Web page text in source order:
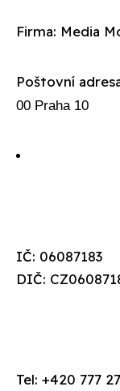
Firma: Media
Poštovní
00 Praha 10
IČ: 06087183
DIČ:
Tel: +420 777